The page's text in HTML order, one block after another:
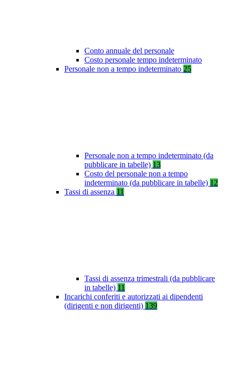
Conto annuale del personale
Costo personale tempo indeterminato
Personale non a tempo indeterminato 25
Personale non a tempo indeterminato (da
pubblicare in tabelle) 13
Costo del personale non a tempo
indeterminato (da pubblicare in tabelle) 12
Tassi di assenza 11
Tassi di assenza trimestrali (da pubblicare
in tabelle) 11
Incarichi conferiti e autorizzati ai dipendenti
(dirigenti e non dirigenti) 139